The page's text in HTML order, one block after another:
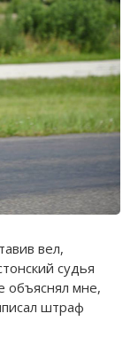
вел,
судья
объяснял мне,
штраф